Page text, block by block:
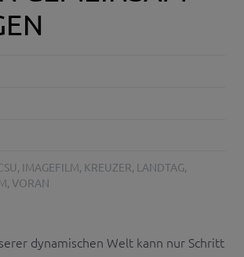
, IMAGEFILM, KREUZER, LANDTAG,
, VORAN
dynamischen Welt kann nur Schritt